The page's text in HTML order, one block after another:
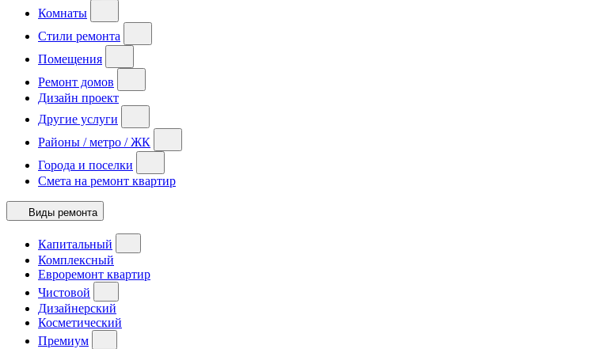
Комнаты
Стили ремонта
Помещения
Ремонт домов
Дизайн проект
Другие услуги
Районы / метро / ЖК
Города и поселки
Смета на ремонт квартир
Виды ремонта
Капитальный
Комплексный
Евроремонт квартир
Чистовой
Дизайнерский
Косметический
Премиум